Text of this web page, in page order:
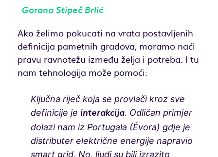
Gorana Stipeč Brlić
Ako želimo pokucati na vrata postavljenih
definicija pametnih gradova, moramo naći
pravu ravnotežu između želja i potreba. I tu
nam tehnologija može pomoći:
Ključna riječ koja se provlači kroz sve
definicije je interakcija. Odličan primjer
dolazi nam iz Portugala (Évora) gdje je
distributer električne energije napravio
smart grid. No, ljudi su bili izrazito